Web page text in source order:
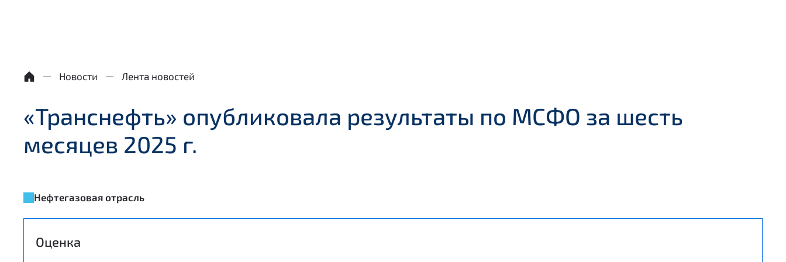
Новости Лента новостей
«Транснефть» опубликовала результаты по МСФО за шесть
месяцев 2025 г.
Нефтегазовая отрасль
Оценка